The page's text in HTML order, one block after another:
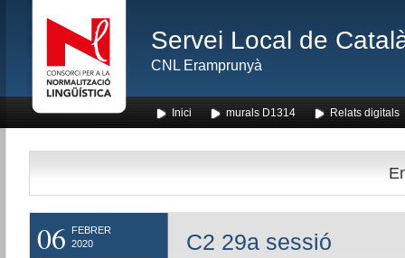
Servei Local de
CNL Eramprunyà
Inici murals D1314 Relats digitals
06
FEBRER
2020
C2 29a sessió